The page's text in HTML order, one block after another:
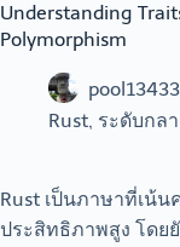
Understanding
Polymorphism
pool13433
Rust, ระดับกล
Rust เป็นภาษาที่เน้
ประสิทธิภาพสูง โดย